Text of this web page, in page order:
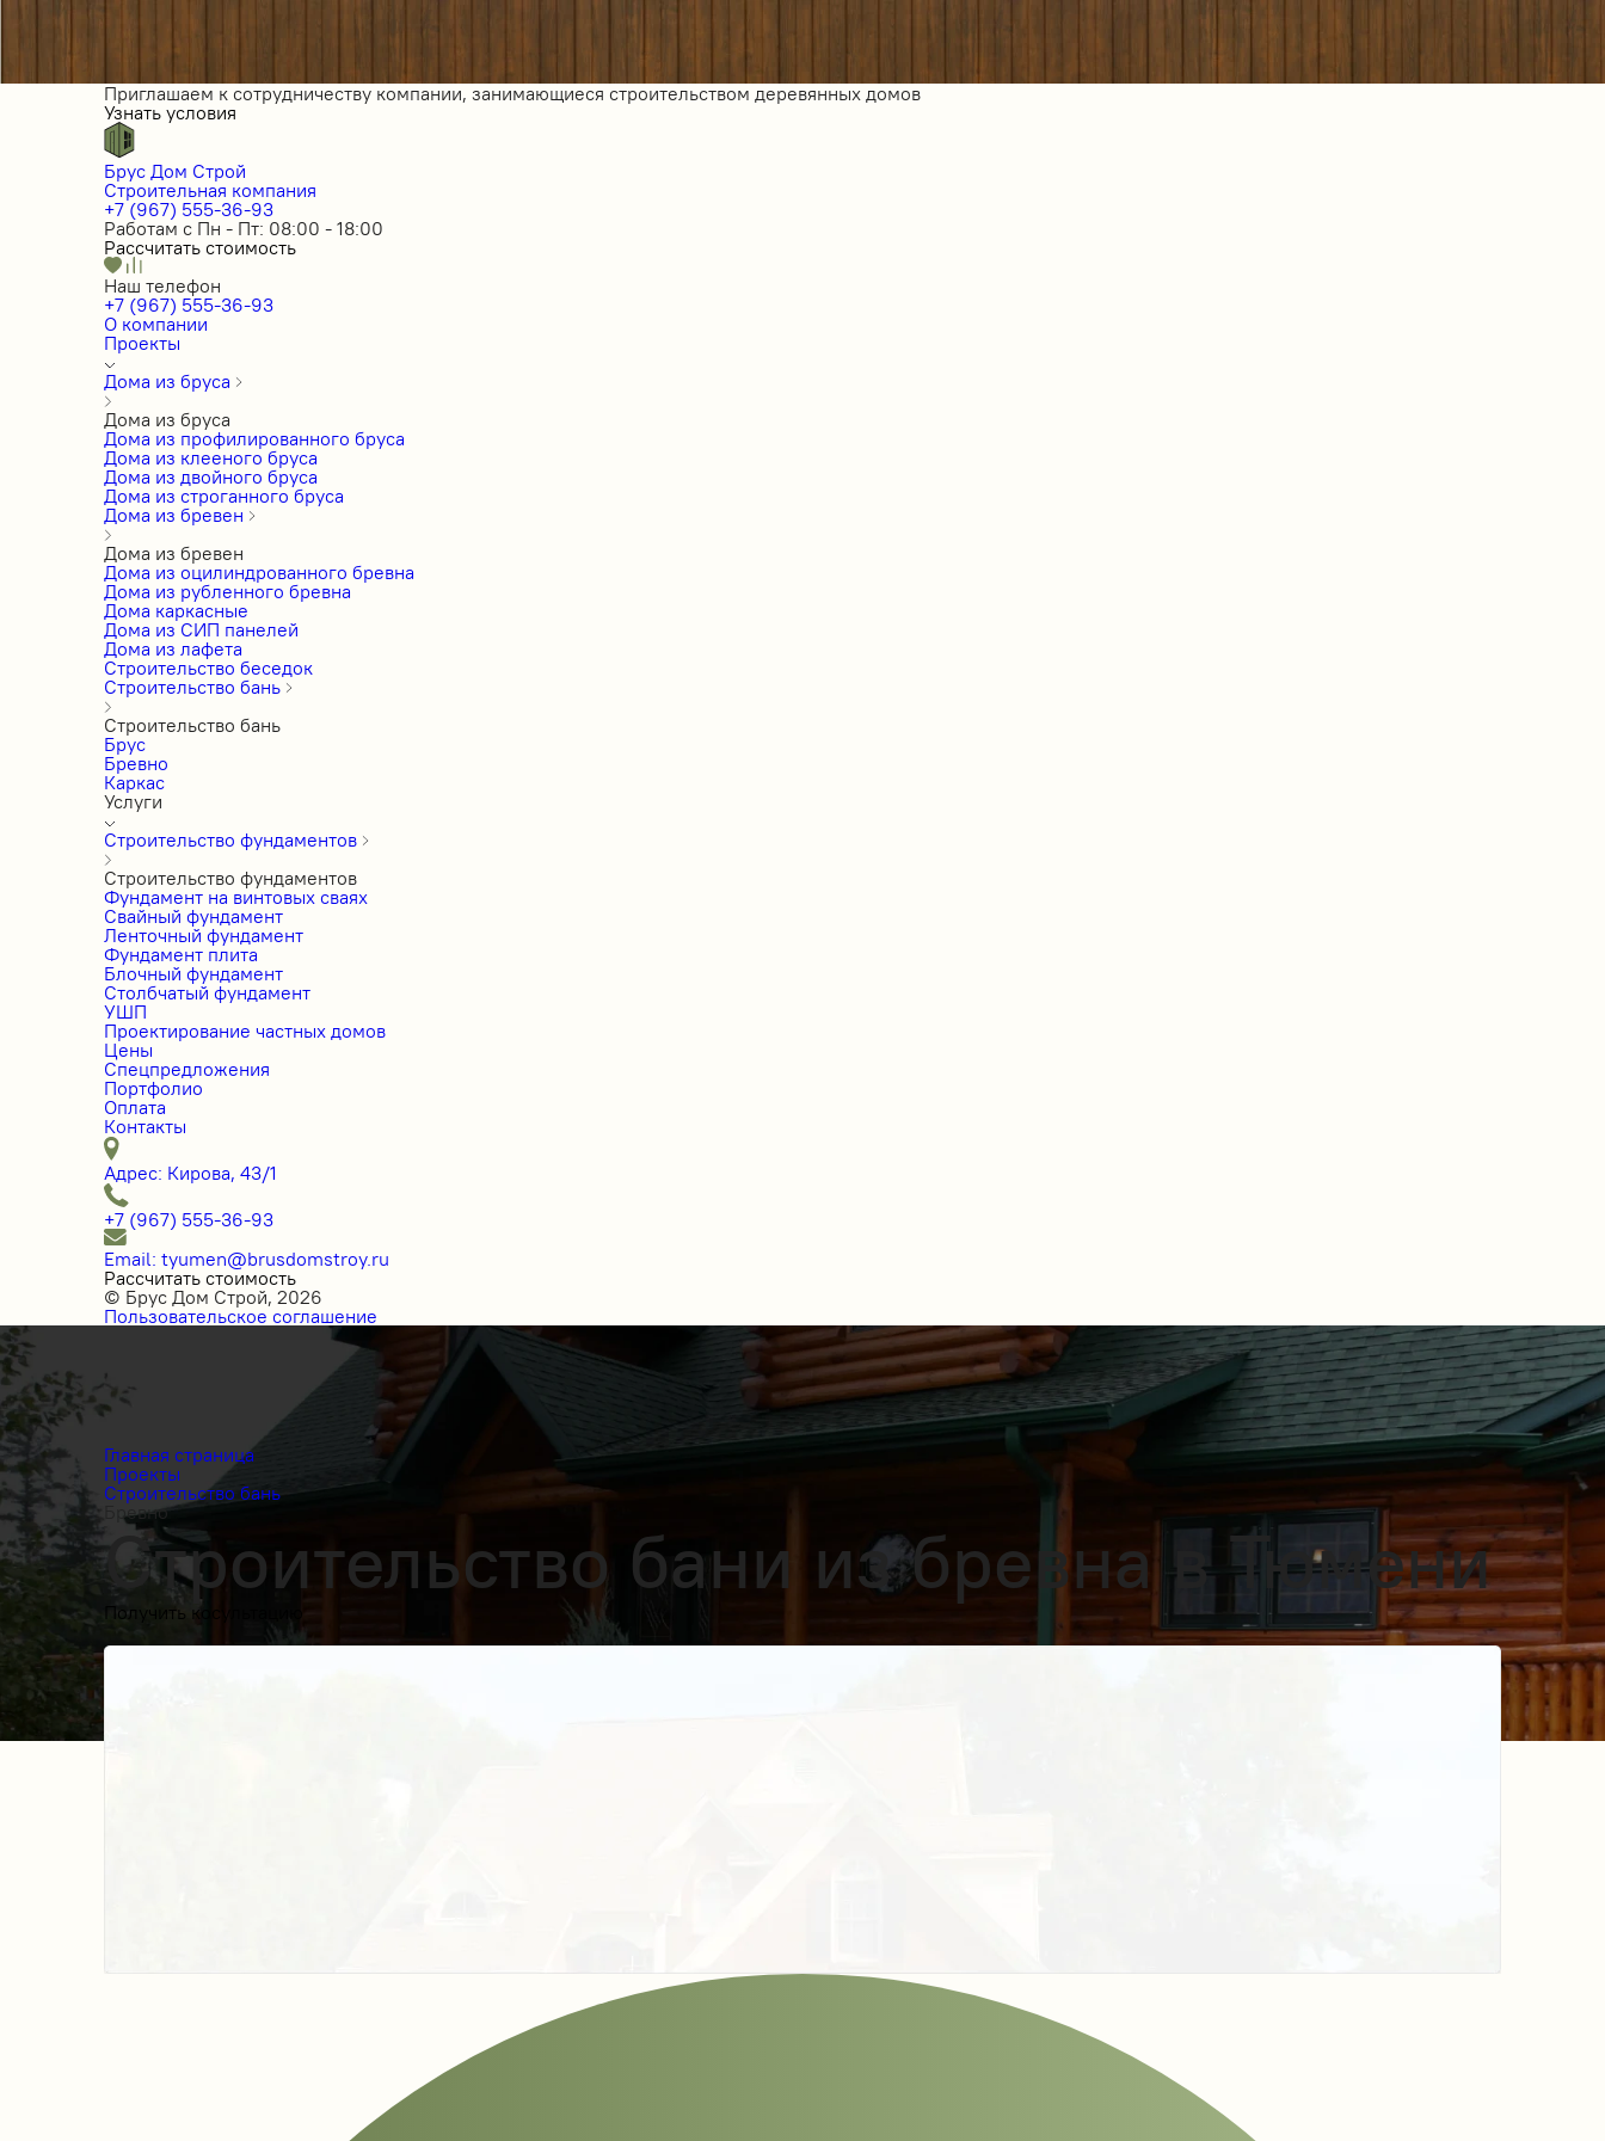
Приглашаем к сотрудничеству компании, занимающиеся строительством деревянных домов
Узнать условия
Брус Дом Строй
Строительная компания
+7 (967) 555-36-93
Работам с Пн - Пт: 08:00 - 18:00
Рассчитать стоимость
Наш телефон
+7 (967) 555-36-93
О компании
Проекты
Дома из бруса
Дома из бруса
Дома из профилированного бруса
Дома из клееного бруса
Дома из двойного бруса
Дома из строганного бруса
Дома из бревен
Дома из бревен
Дома из оцилиндрованного бревна
Дома из рубленного бревна
Дома каркасные
Дома из СИП панелей
Дома из лафета
Строительство беседок
Строительство бань
Строительство бань
Брус
Бревно
Каркас
Услуги
Строительство фундаментов
Строительство фундаментов
Фундамент на винтовых сваях
Свайный фундамент
Ленточный фундамент
Фундамент плита
Блочный фундамент
Столбчатый фундамент
УШП
Проектирование частных домов
Цены
Спецпредложения
Портфолио
Оплата
Контакты
Адрес: Кирова, 43/1
+7 (967) 555-36-93
Email: tyumen@brusdomstroy.ru
Рассчитать стоимость
© Брус Дом Строй, 2026
Пользовательское соглашение
Главная страница
Проекты
Строительство бань
Бревно
Строительство бани из бревна в Тюмени
Получить косультацию